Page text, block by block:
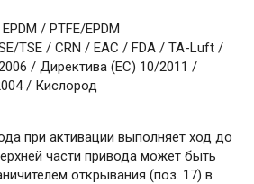
/ PTFE/EPDM
TSE / CRN / EAC / FDA / TA-Luft /
/ Директива (ЕС) 10/2011 /
/ Кислород
при активации выполняет ход до
части привода может быть
открывания (поз. 17) в